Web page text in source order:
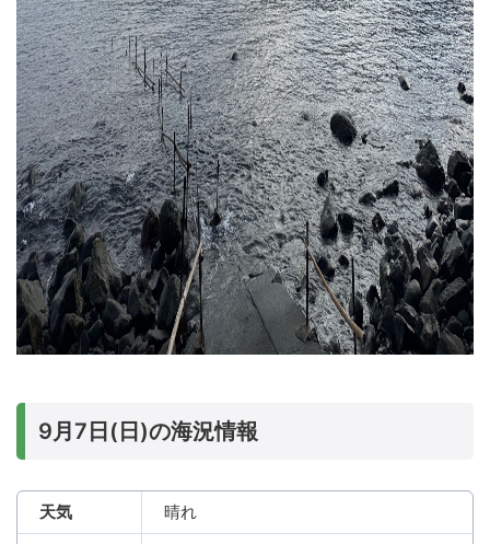
9月7日(日)の海況情報
天気 晴れ